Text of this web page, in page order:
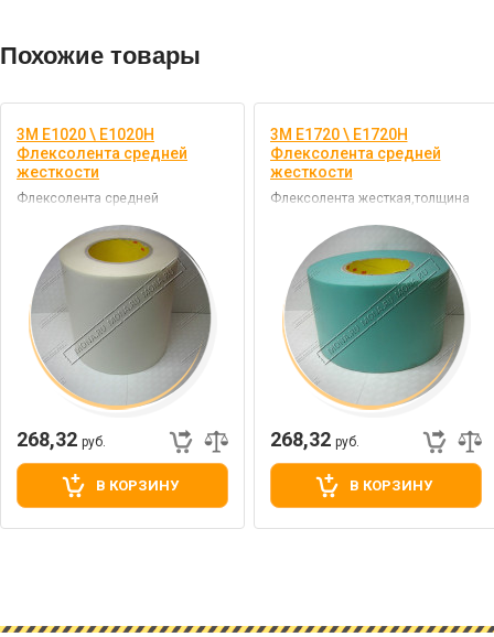
Похожие товары
3M E1020 \ E1020H
Флексолента средней
жесткости
Флексолента средней
268,32 руб.
В КОРЗИНУ
3M E1720 \ E1720H
Флексолента средней
жесткости
Флексолента жесткая,толщина
268,32 руб.
В КОРЗИНУ